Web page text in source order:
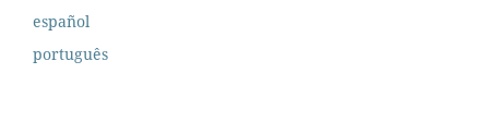
español
português